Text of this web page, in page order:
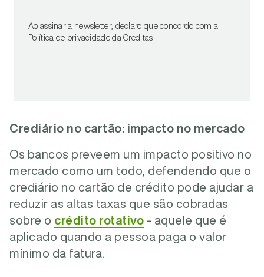
Ao assinar a newsletter, declaro que concordo com a
Política de privacidade da Creditas.
Crediário no cartão: impacto no mercado
Os bancos preveem um impacto positivo no
mercado como um todo, defendendo que o
crediário no cartão de crédito pode ajudar a
reduzir as altas taxas que são cobradas
sobre o crédito rotativo - aquele que é
aplicado quando a pessoa paga o valor
mínimo da fatura.